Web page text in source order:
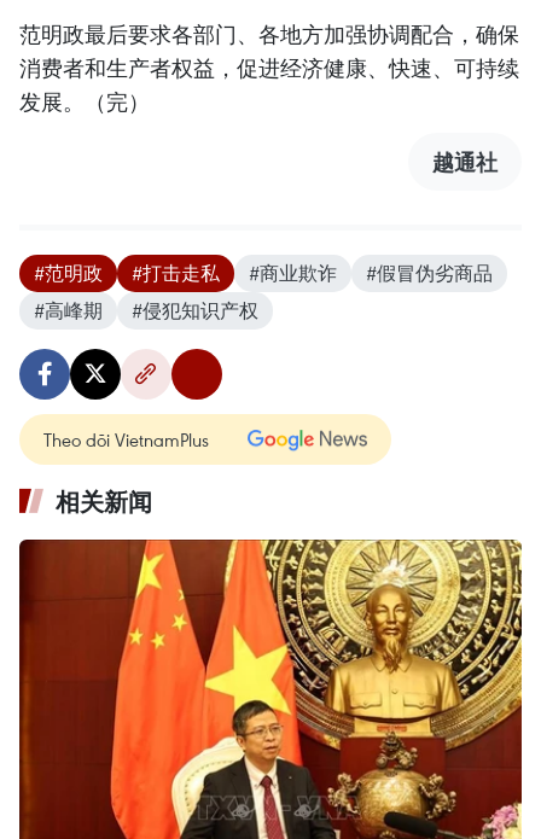
范明政最后要求各部门、各地方加强协调配合，确保
消费者和生产者权益，促进经济健康、快速、可持续
发展。（完）
越通社
#范明政 #打击走私 #商业欺诈
#假冒伪劣商品
#高峰期
#侵犯知识产权
Theo dõi VietnamPlus
相关新闻